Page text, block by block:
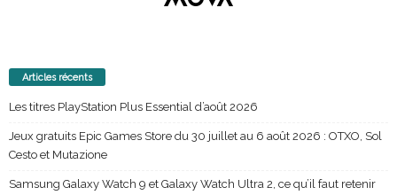
Articles récents
Les titres PlayStation Plus Essential d’août 2026
Jeux gratuits Epic Games Store du 30 juillet au 6 août 2026 : OTXO, Sol
Cesto et Mutazione
Samsung Galaxy Watch 9 et Galaxy Watch Ultra 2, ce qu’il faut retenir